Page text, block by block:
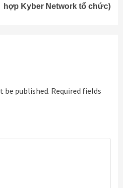
hợp Kyber Network tổ chức)
be published. Required fields